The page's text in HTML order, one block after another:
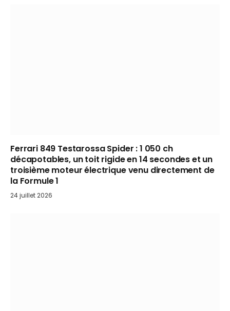
Ferrari 849 Testarossa Spider : 1 050 ch
décapotables, un toit rigide en 14 secondes et un
troisième moteur électrique venu directement de
la Formule 1
24 juillet 2026